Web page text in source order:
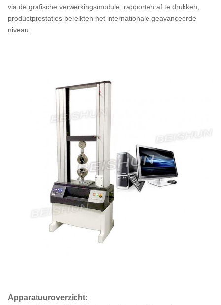
via de grafische verwerkingsmodule, rapporten af ​​te drukken,
productprestaties bereikten het internationale geavanceerde
niveau.
Apparatuuroverzicht: